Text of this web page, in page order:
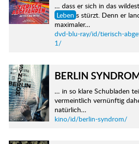
… dass er sich in das
Leben s stürzt. Denn er
maximaler…
dvd-blu-ray/id/tierisch-
1/
BERLIN
… in so klare Schubladen
vermeintlich vernünftig
natürlich…
kino/id/berlin-syndrom/